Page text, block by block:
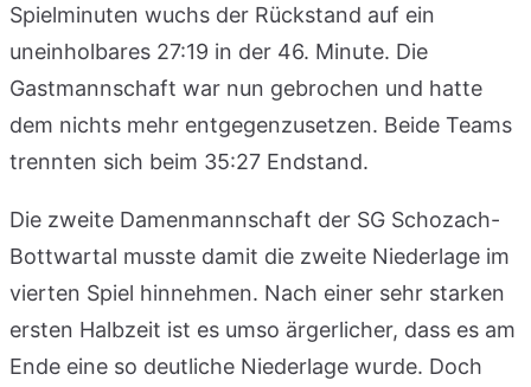
Spielminuten wuchs der Rückstand auf ein
uneinholbares 27:19 in der 46. Minute. Die
Gastmannschaft war nun gebrochen und hatte
dem nichts mehr entgegenzusetzen. Beide Teams
trennten sich beim 35:27 Endstand.
Die zweite Damenmannschaft der SG Schozach-
Bottwartal musste damit die zweite Niederlage im
vierten Spiel hinnehmen. Nach einer sehr starken
ersten Halbzeit ist es umso ärgerlicher, dass es am
Ende eine so deutliche Niederlage wurde. Doch